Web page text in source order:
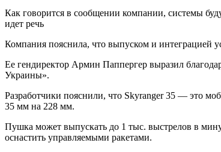
Как говорится в сообщении компании, системы
идет речь
Компания пояснила, что выпуском и интеграцией
Ее гендиректор Армин Паппергер выразил
Украины».
Разработчики пояснили, что Skyranger 35 — это
35 мм на 228 мм.
Пушка может выпускать до 1 тыс. выстрелов в
оснастить управляемыми ракетами.